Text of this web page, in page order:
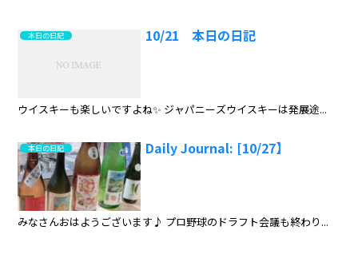
本日の日記 10/21 本日の日記
ウイスキーも楽しいですよね✨ ジャパニーズウイスキーは発展途...
本日の日記 Daily Journal: [10/27】
みなさんおはようございます♪ プロ野球のドラフト会議も終わり...